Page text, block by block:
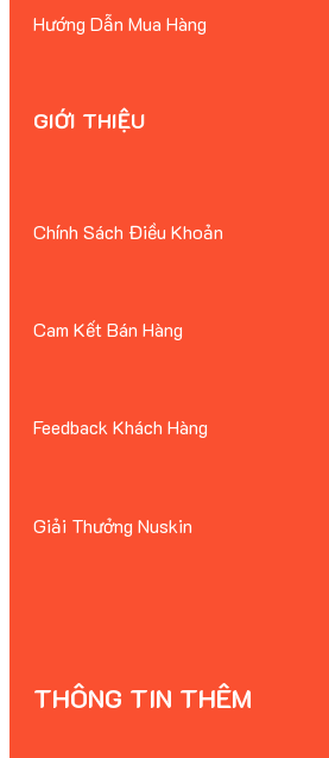
Hướng Dẫn Mua Hàng
GIỚI THIỆU
Chính Sách Điều Khoản
Cam Kết Bán Hàng
Feedback Khách Hàng
Giải Thưởng Nuskin
THÔNG TIN THÊM